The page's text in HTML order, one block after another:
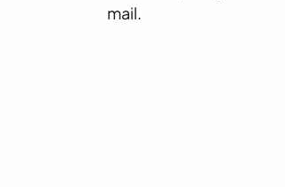
mail.